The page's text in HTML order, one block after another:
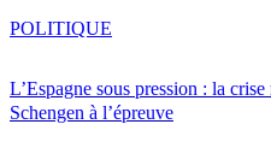
L’Espagne sous pression : la
Schengen à l’épreuve
POLITIQUE